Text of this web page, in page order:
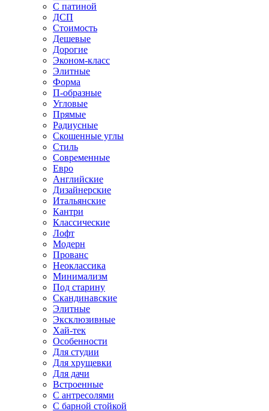
С патиной
ДСП
Стоимость
Дешевые
Дорогие
Эконом-класс
Элитные
Форма
П-образные
Угловые
Прямые
Радиусные
Скошенные углы
Стиль
Современные
Евро
Английские
Дизайнерские
Итальянские
Кантри
Классические
Лофт
Модерн
Прованс
Неоклассика
Минимализм
Под старину
Скандинавские
Элитные
Эксклюзивные
Хай-тек
Особенности
Для студии
Для хрущевки
Для дачи
Встроенные
С антресолями
С барной стойкой